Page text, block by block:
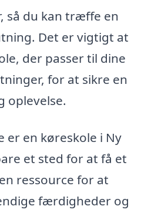
så du kan træffe en
Det er vigtigt at
der passer til dine
for at sikre en
oplevelse.
er en køreskole i Ny
et sted for at få et
ressource for at
færdigheder og